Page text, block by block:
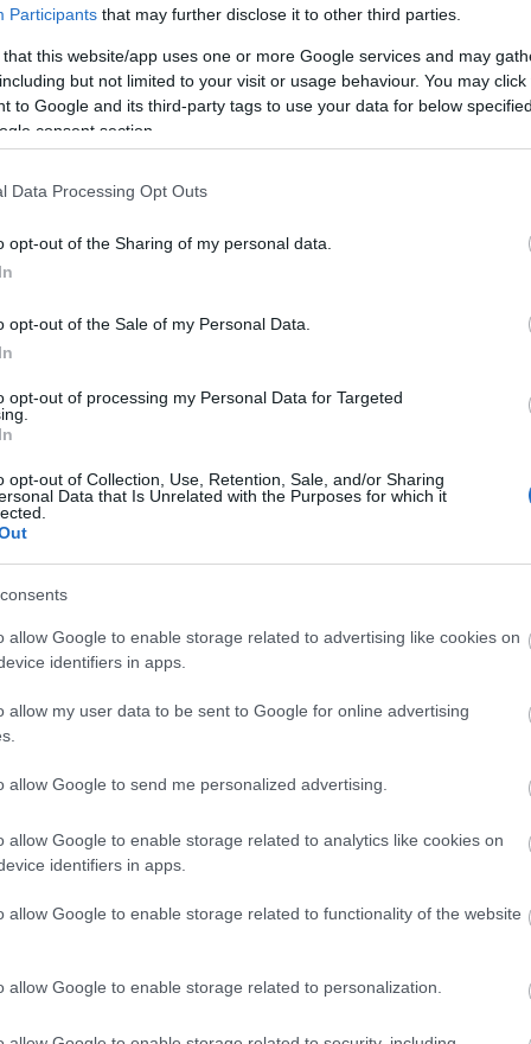
Participants that may further disclose it to other third parties.
that this website/app uses one or more Google services and may
but not limited to your visit or usage behaviour. You may
to Google and its third-party tags to use your data for below
consent section.
Data Processing Opt Outs
opt-out of the Sharing of my personal data.
opt-out of the Sale of my Personal Data.
opt-out of processing my Personal Data for Targeted
opt-out of Collection, Use, Retention, Sale, and/or Sharing
Data that Is Unrelated with the Purposes for which it
allow Google to enable storage related to advertising like cookies on
identifiers in apps.
allow my user data to be sent to Google for online advertising
allow Google to send me personalized advertising.
allow Google to enable storage related to analytics like cookies on
identifiers in apps.
allow Google to enable storage related to functionality of the website
allow Google to enable storage related to personalization.
teljesen ok nélkül. Hivatkoztunk ugyanis a
évi IV. törvény 279. §-ra, mely az alábbiakat
279. § (1) Aki forgalomba hozatal
vagy tart, amely az egészségre ártalmas,
büntetendő. (2) Aki ártalmas
bűntettet követ el és három évig terjedő
cikkek sorolhatók, amelyekben az
hanem rendellenes sajátosság. Ilyen
az ahhoz adott mesterséges transz-zsírsav. Bár a
elutasították, de talán mégsem volt
később a71/2013. (XI. 20.) EMMI rendelet
(minimális mennyiséget azért
időt, ez azt jelenti, hogy a gyakorlatban 2015
hatóság ellenőrzi-e, ha igen, mekkora szigorral
csökkennie kellett a keringési eredetű
Persze mire megszületnek a
be a transz-zsírokat, és 10 év alatt a
csökkent a szív-érrendszeri halálozás [1]. Ez
jelentené. Nálunk eleve nagyobb arányú a
melyek szerint nálunk sokkal több transz-zsírt
(